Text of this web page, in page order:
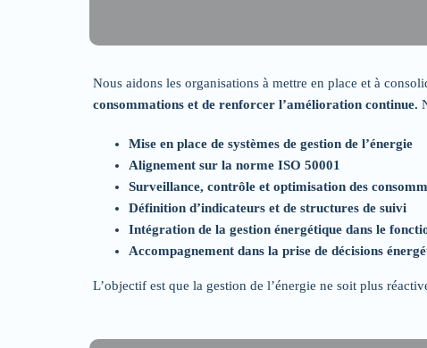
Nous aidons les organisations à mettre en place et à
consommations et de renforcer l’amélioration continue.
Mise en place de systèmes de gestion de l’énergie
Alignement sur la norme ISO 50001
Surveillance, contrôle et optimisation des
Définition d’indicateurs et de structures de suivi
Intégration de la gestion énergétique dans le
Accompagnement dans la prise de décisions
L’objectif est que la gestion de l’énergie ne soit plus